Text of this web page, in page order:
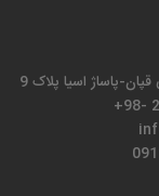
پاساژ اسیا پلاک 9